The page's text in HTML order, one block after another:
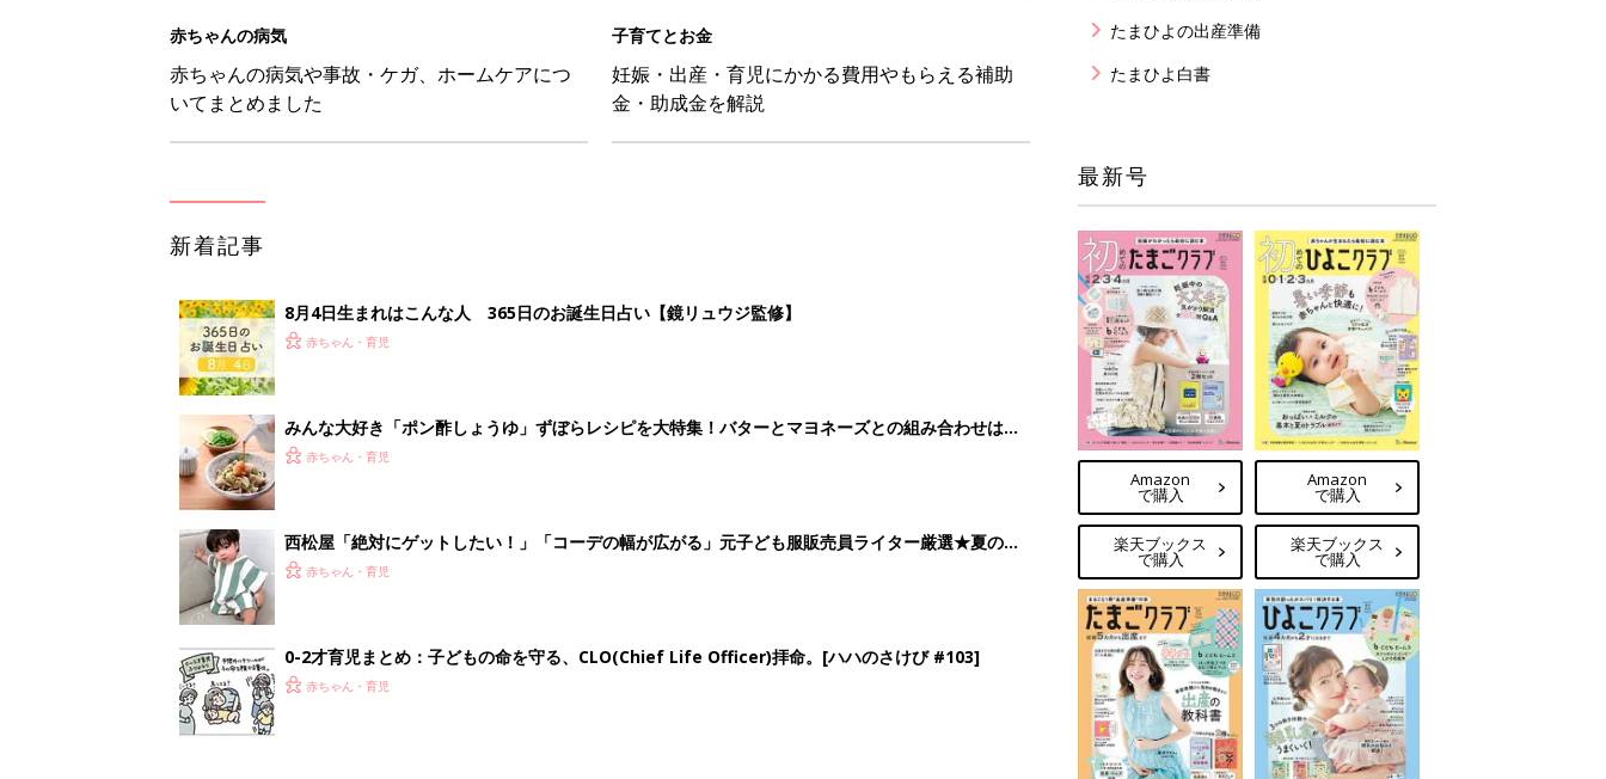
赤ちゃんの病気
赤ちゃんの病気や事故・ケガ、ホームケアにつ
いてまとめました
子育てとお金
妊娠・出産・育児にかかる費用やもらえる補助
金・助成金を解説
新着記事
8月4日生まれはこんな人 365日のお誕生日占い【鏡リュウジ監修】
赤ちゃん・育児
みんな大好き「ポン酢しょうゆ」ずぼらレシピを大特集！バターとマヨネーズとの組み合わせは栄
養学的にも最高⁉
赤ちゃん・育児
西松屋「絶対にゲットしたい！」「コーデの幅が広がる」元子ども服販売員ライター厳選★夏のバ
ズりアイテム5選
赤ちゃん・育児
0-2才育児まとめ：子どもの命を守る、CLO(Chief Life Officer)拝命。[ハハのさけび #103]
赤ちゃん・育児
たまひよの出産準備
たまひよ白書
最新号
Amazon
で購入
楽天ブックス
で購入
Amazon
で購入
楽天ブックス
で購入